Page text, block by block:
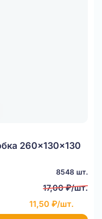
260x130x130
8548 шт.
17,00 ₽/шт.
11,50 ₽/шт.